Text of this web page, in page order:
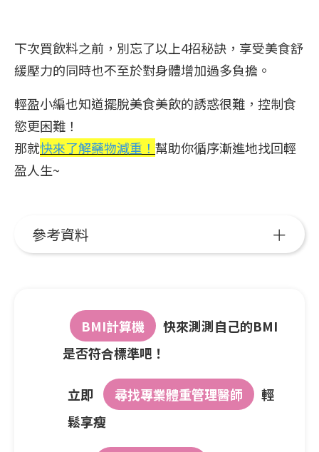
下次買飲料之前，別忘了以上4招秘訣，享受美食舒
緩壓力的同時也不至於對身體增加過多負擔。
輕盈小編也知道擺脫美食美飲的誘惑很難，控制食
慾更困難！
那就快來了解藥物減重！ 幫助你循序漸進地找回輕
盈人生~
參考資料
BMI計算機
快來測測自己的BMI
是否符合標準吧！
立即 尋找專業體重管理醫師
輕
鬆享瘦